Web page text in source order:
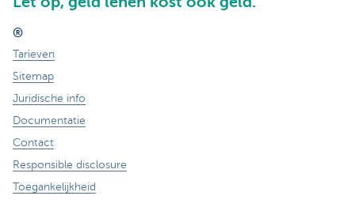
®
Tarieven
Sitemap
Juridische info
Documentatie
Contact
Responsible disclosure
Toegankelijkheid